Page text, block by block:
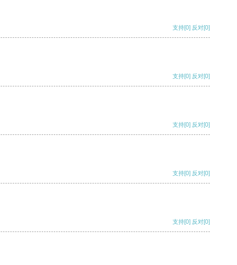
支持[0] 反对[0]
支持[0] 反对[0]
支持[0] 反对[0]
支持[0] 反对[0]
支持[0] 反对[0]